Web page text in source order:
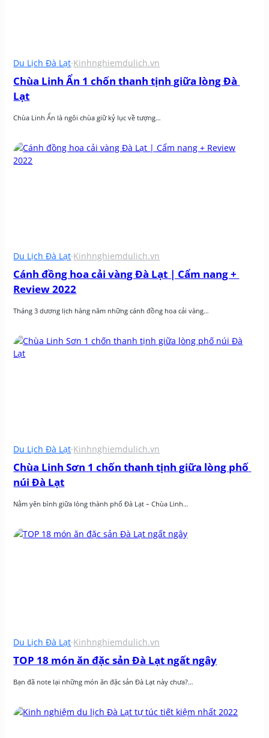
Du Lịch Đà Lạt·Kinhnghiemdulich.vn
Chùa Linh Ẩn 1 chốn thanh tịnh giữa lòng Đà
Lạt
Chùa Linh Ẩn là ngôi chùa giữ kỷ lục về tượng…
Du Lịch Đà Lạt·Kinhnghiemdulich.vn
Cánh đồng hoa cải vàng Đà Lạt | Cẩm nang +
Review 2022
Tháng 3 dương lịch hàng năm những cánh đồng hoa cải vàng…
Du Lịch Đà Lạt·Kinhnghiemdulich.vn
Chùa Linh Sơn 1 chốn thanh tịnh giữa lòng phố
núi Đà Lạt
Nằm yên bình giữa lòng thành phố Đà Lạt – Chùa Linh…
Du Lịch Đà Lạt·Kinhnghiemdulich.vn
TOP 18 món ăn đặc sản Đà Lạt ngất ngây
Bạn đã note lại những món ăn đặc sản Đà Lạt này chưa?…